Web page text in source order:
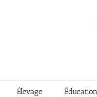
Élevage Éducation